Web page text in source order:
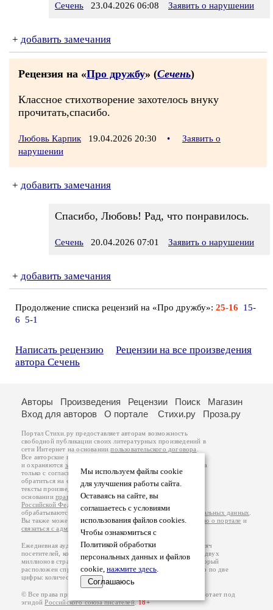
Сечень 23.04.2026 06:08 Заявить о нарушении
+ добавить замечания
Рецензия на «Про дружбу» (Сечень)
Классное стихотворение захотелось внуку
прочитать,спасибо.
Любовь Карпик 19.04.2026 20:30 •
Заявить о
нарушении
+ добавить замечания
Спасибо, Любовь! Рад, что понравилось.
Сечень 20.04.2026 07:01 Заявить о нарушении
+ добавить замечания
Продолжение списка рецензий на «Про дружбу»: 25-16
15-
6 5-1
Написать рецензию
Рецензии на все произведения
автора Сечень
Мы используем файлы cookie
для улучшения работы сайта.
Оставаясь на сайте, вы
соглашаетесь с условиями
использования файлов cookies.
Чтобы ознакомиться с
Политикой обработки
персональных данных и файлов
cookie, нажмите здесь.
Соглашаюсь
Авторы Произведения Рецензии Поиск
Магазин
Вход для авторов
О портале Стихи.ру Проза.ру
Портал Стихи.ру предоставляет авторам возможность
свободной публикации своих литературных произведений в
сети Интернет на основаниипользовательского договора
Все авторские права на произведения принадлежат авторам
и охраняются законом
. Перепечатка произведений возможна
только с согласия его автора, к которому вы можете
обратиться на его авторской странице. Ответственность за
тексты произведений авторы несут самостоятельно на
основанииправил публикацииизаконодательства
Российской Федерации
обрабатываются на основанииПолитики обработки персональных данных
Вы также можете посмотреть более подробнуюинформацию о портале и
связаться с администрацией
Ежедневная аудитория портала Стихи.ру – порядка 200 тысяч
посетителей, которые в общей сумме просматривают более двух
миллионов страниц по данным счетчика посещаемости, который
расположен справа от этого текста. В каждой графе указано по две
цифры: количество просмотров и количество посетителей.
© Все права принадлежат авторам, 2000-2026. Портал работает под
эгидойРоссийского союза писателей.18+